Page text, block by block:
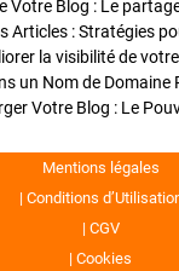
Votre Blog : Le
Mentions légales
Conditions
CGV
Cookies